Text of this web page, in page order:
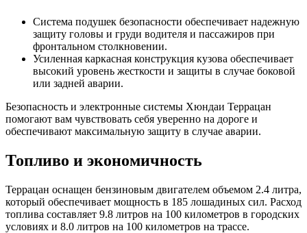
Система подушек безопасности обеспечивает надежную
защиту головы и груди водителя и пассажиров при
фронтальном столкновении.
Усиленная каркасная конструкция кузова обеспечивает
высокий уровень жесткости и защиты в случае боковой
или задней аварии.
Безопасность и электронные системы Хюндаи Террацан
помогают вам чувствовать себя уверенно на дороге и
обеспечивают максимальную защиту в случае аварии.
Топливо и экономичность
Террацан оснащен бензиновым двигателем объемом 2.4 литра,
который обеспечивает мощность в 185 лошадиных сил. Расход
топлива составляет 9.8 литров на 100 километров в городских
условиях и 8.0 литров на 100 километров на трассе.